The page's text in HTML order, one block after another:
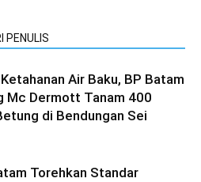
PENULIS
Air Baku, BP Batam
Mc Dermott Tanam 400
di Bendungan Sei
Torehkan Standar